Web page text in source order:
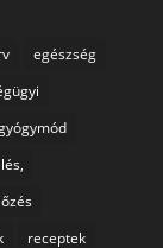
egészség
receptek